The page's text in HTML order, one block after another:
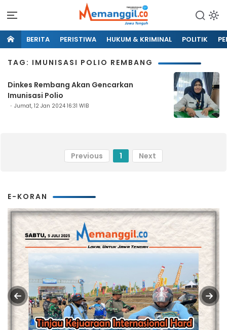
BERITA PERISTIWA HUKUM & KRIMINAL POLITIK
TAG: IMUNISASI POLIO REMBANG
Dinkes Rembang Akan Gencarkan
Imunisasi Polio
Jumat, 12 Jan 2024 16:31 WIB
Previous 1 Next
E-KORAN